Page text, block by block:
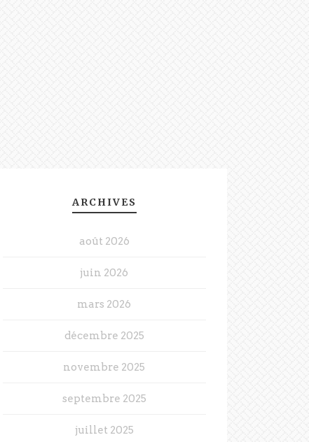
ARCHIVES
août 2026
juin 2026
mars 2026
décembre 2025
novembre 2025
septembre 2025
juillet 2025